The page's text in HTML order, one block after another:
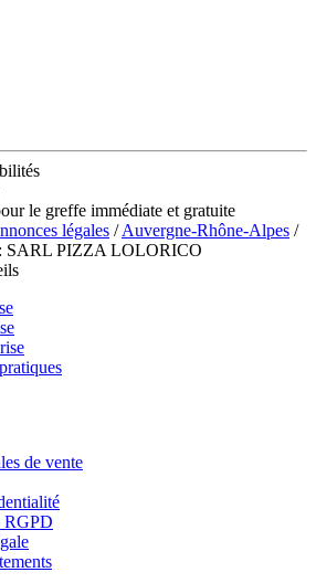
le greffe immédiate et gratuite
légales /Auvergne-Rhône-Alpes /
: SARL PIZZA LOLORICO
de vente
RGPD